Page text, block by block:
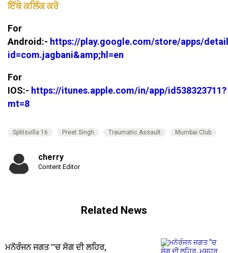
ਇੱਥੇ ਕਲਿੱਕ ਕਰੋ
For
Android:- https://play.google.com/store/apps/
id=com.jagbani&amp;hl=en
For
IOS:- https://itunes.apple.com/in/app/id538323711?
mt=8
Splitsvilla 16 Preet Singh Traumatic Assault Mumbai Club
cherry
Content Editor
Related News
ਮਨੋਰੰਜਨ ਜਗਤ ''ਚ ਸੋਗ ਦੀ ਲਹਿਰ,